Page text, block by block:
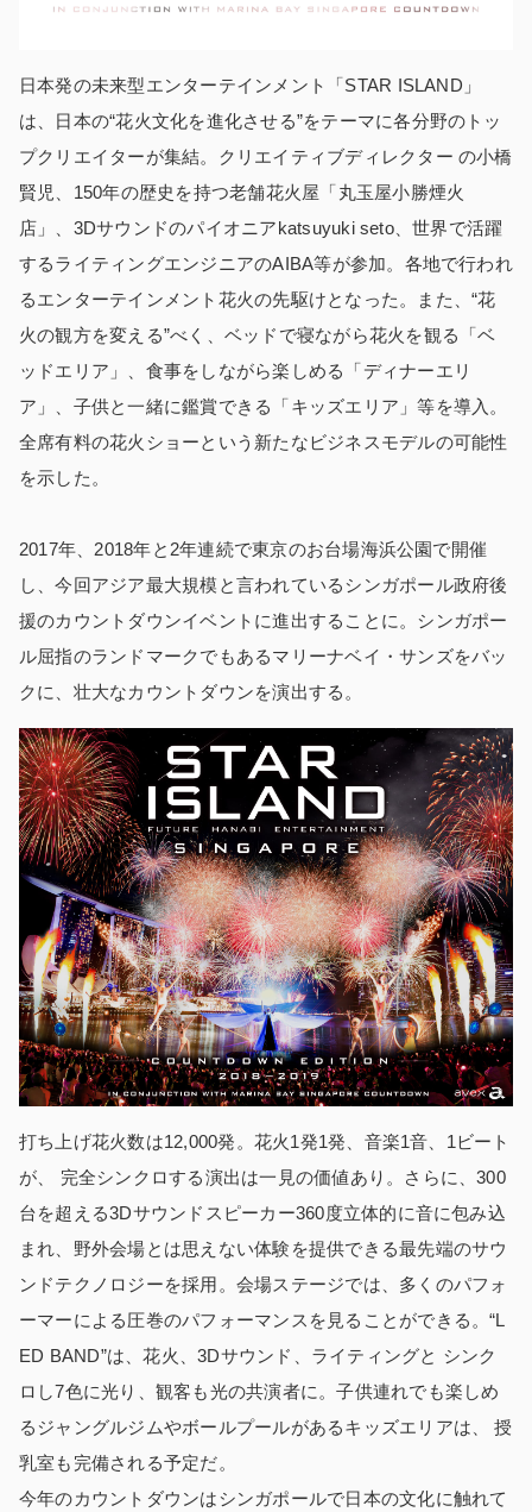
日本発の未来型エンターテインメント「STAR ISLAND」
は、日本の“花火文化を進化させる”をテーマに各分野のトッ
プクリエイターが集結。クリエイティブディレクター の小橋
賢児、150年の歴史を持つ老舗花火屋「丸玉屋小勝煙火
店」、3Dサウンドのパイオニアkatsuyuki seto、世界で活躍
するライティングエンジニアのAIBA等が参加。各地で行われ
るエンターテインメント花火の先駆けとなった。また、“花
火の観方を変える”べく、ベッドで寝ながら花火を観る「ベ
ッドエリア」、食事をしながら楽しめる「ディナーエリ
ア」、子供と一緒に鑑賞できる「キッズエリア」等を導入。
全席有料の花火ショーという新たなビジネスモデルの可能性
を示した。
2017年、2018年と2年連続で東京のお台場海浜公園で開催
し、今回アジア最大規模と言われているシンガポール政府後
援のカウントダウンイベントに進出することに。シンガポー
ル屈指のランドマークでもあるマリーナベイ・サンズをバッ
クに、壮大なカウントダウンを演出する。
打ち上げ花火数は12,000発。花火1発1発、音楽1音、1ビート
が、 完全シンクロする演出は一見の価値あり。さらに、300
台を超える3Dサウンドスピーカー360度立体的に音に包み込
まれ、野外会場とは思えない体験を提供できる最先端のサウ
ンドテクノロジーを採用。会場ステージでは、多くのパフォ
ーマーによる圧巻のパフォーマンスを見ることができる。“L
ED BAND”は、花火、3Dサウンド、ライティングと シンク
ロし7色に光り、観客も光の共演者に。子供連れでも楽しめ
るジャングルジムやボールプールがあるキッズエリアは、 授
乳室も完備される予定だ。
今年のカウントダウンはシンガポールで日本の文化に触れて